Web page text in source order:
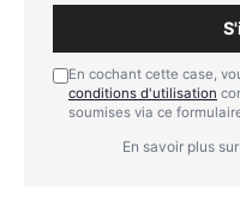
En cochant cette case,
conditions d'utilisation
soumises via ce
En savoir plus